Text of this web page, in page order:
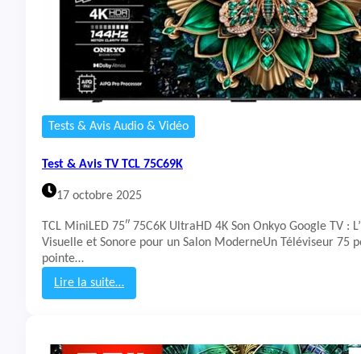
V
i
d
é
o
p
r
o
j
c
e
u
D
a
n
g
i
Tests & Avis Audio & Vidéo
Test & Avis TV TCL 75C69K
17 octobre 2025
TCL MiniLED 75″ 75C6K UltraHD 4K Son Onkyo Google TV :
Visuelle et Sonore pour un Salon ModerneUn Téléviseur 75
pointe…
Lire la suite…
:
s